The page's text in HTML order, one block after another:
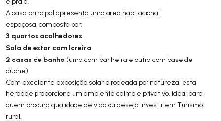
A casa principal apresenta uma area habitacional
espaçosa, composta por:
3 quartos acolhedores
Sala de estar com lareira
2 casas de banho (uma com banheira e outra com base de
duche)
Com excelente exposição solar e rodeada por natureza, esta
herdade proporciona um ambiente calmo e privativo, ideal para
quem procura qualidade de vida ou deseja investir em Turismo
rural.